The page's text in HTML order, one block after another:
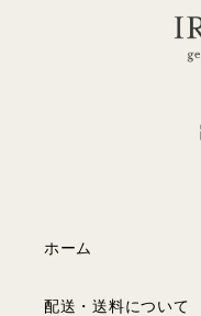
ホーム
配送・送料について